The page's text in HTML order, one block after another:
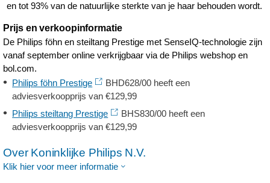
en tot 93% van de natuurlijke sterkte van je haar behouden wordt.
Prijs en verkoopinformatie
De Philips föhn en steiltang Prestige met SenseIQ-technologie zijn
vanaf september online verkrijgbaar via de Philips webshop en
bol.com.
Philips föhn Prestige
BHD628/00 heeft een
adviesverkoopprijs van €129,99
Philips steiltang Prestige
BHS830/00 heeft een
adviesverkoopprijs van €129,99
Over Koninklijke Philips N.V.
Klik hier voor meer informatie